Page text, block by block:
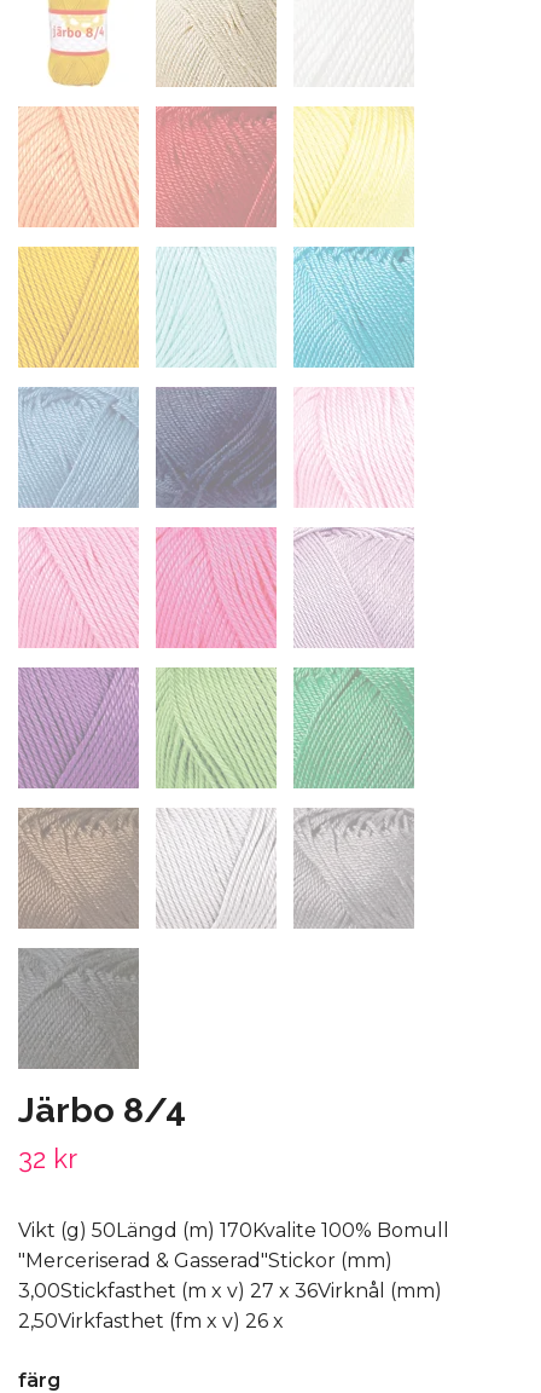
Järbo 8/4
32 kr
Vikt (g) 50Längd (m) 170Kvalite 100% Bomull
"Merceriserad & Gasserad"Stickor (mm)
3,00Stickfasthet (m x v) 27 x 36Virknål (mm)
2,50Virkfasthet (fm x v) 26 x
färg